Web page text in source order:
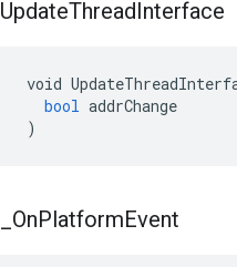
UpdateThreadInterface
void
bool addrChange
)
OnPlatformEvent